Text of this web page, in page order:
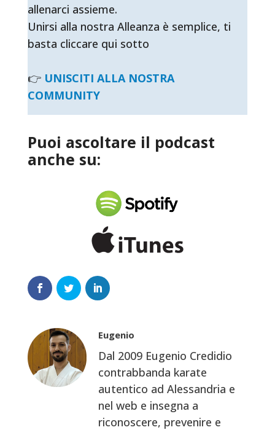
allenarci assieme.
Unirsi alla nostra Alleanza è semplice, ti
basta cliccare qui sotto
👉 UNISCITI ALLA NOSTRA
COMMUNITY
Puoi ascoltare il podcast
anche su:
Eugenio
Dal 2009 Eugenio Credidio
contrabbanda karate
autentico ad Alessandria e
nel web e insegna a
riconoscere, prevenire e